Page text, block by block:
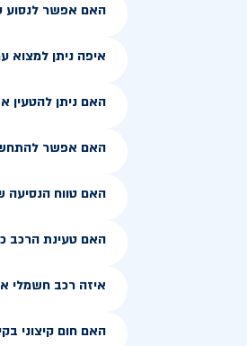
האם אפשר לנסוע
איפה ניתן למצוא
האם ניתן להטעין
האם אפשר
האם טווח הנסיעה
האם טעינת הרכב
איזה רכב חשמלי
האם חום קיצוני